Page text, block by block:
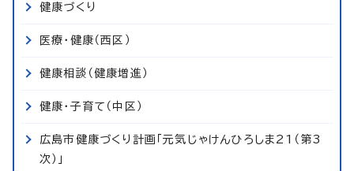
健康づくり
医療・健康（西区）
健康相談（健康増進）
健康・子育て（中区）
広島市健康づくり計画「元気じゃけんひろしま21（第3
次）」